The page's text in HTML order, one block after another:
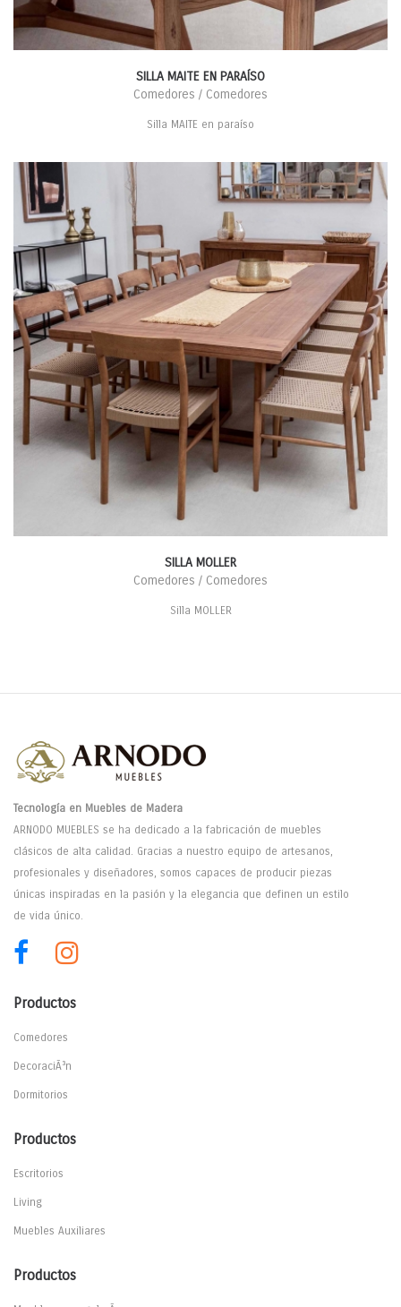
SILLA MAITE EN PARAÍSO
Comedores / Comedores
Silla MAITE en paraíso
SILLA MOLLER
Comedores / Comedores
Silla MOLLER
Tecnología en Muebles de Madera
ARNODO MUEBLES se ha dedicado a la fabricación de muebles
clásicos de alta calidad. Gracias a nuestro equipo de artesanos,
profesionales y diseñadores, somos capaces de producir piezas
únicas inspiradas en la pasión y la elegancia que definen un estilo
de vida único.
Productos
Comedores
DecoraciÃ³n
Dormitorios
Productos
Escritorios
Living
Muebles Auxiliares
Productos